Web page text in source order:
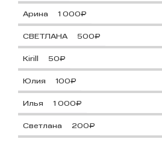
Арина 1 000₽
СВЕТЛАНА 500₽
Kirill 50₽
Юлия 100₽
Илья 1 000₽
Светлана 200₽